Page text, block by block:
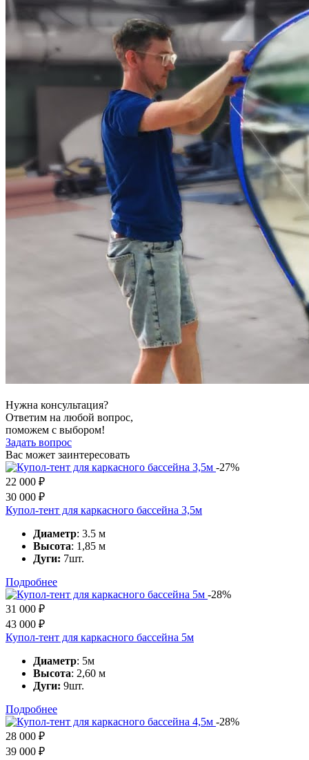
Нужна консультация?
Ответим на любой вопрос,
поможем с выбором!
Задать вопрос
Вас может заинтересовать
-27%
22 000 ₽
30 000 ₽
Купол-тент для каркасного бассейна 3,5м
Диаметр: 3.5 м
Высота: 1,85 м
Дуги: 7шт.
Подробнее
-28%
31 000 ₽
43 000 ₽
Купол-тент для каркасного бассейна 5м
Диаметр: 5м
Высота: 2,60 м
Дуги: 9шт.
Подробнее
-28%
28 000 ₽
39 000 ₽